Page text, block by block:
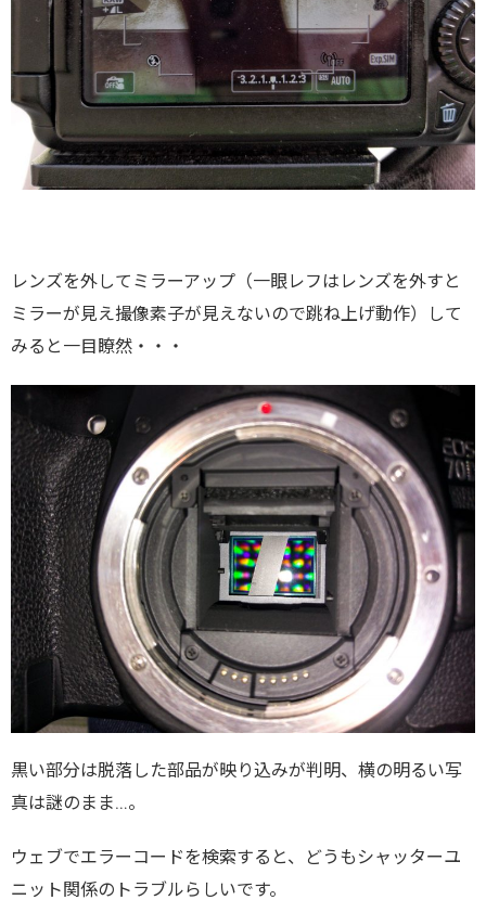
レンズを外してミラーアップ（一眼レフはレンズを外すと
ミラーが見え撮像素子が見えないので跳ね上げ動作）して
みると一目瞭然・・・
黒い部分は脱落した部品が映り込みが判明、横の明るい写
真は謎のまま…。
ウェブでエラーコードを検索すると、どうもシャッターユ
ニット関係のトラブルらしいです。